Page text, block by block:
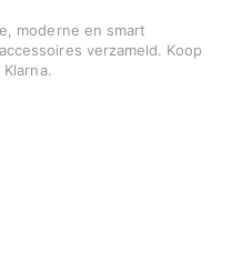
moderne en smart
verzameld. Koop